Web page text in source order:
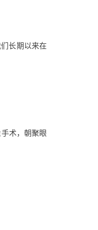
长期以来在
术，朝聚眼